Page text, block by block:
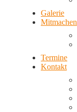
Galerie
Mitmachen
Termine
Kontakt